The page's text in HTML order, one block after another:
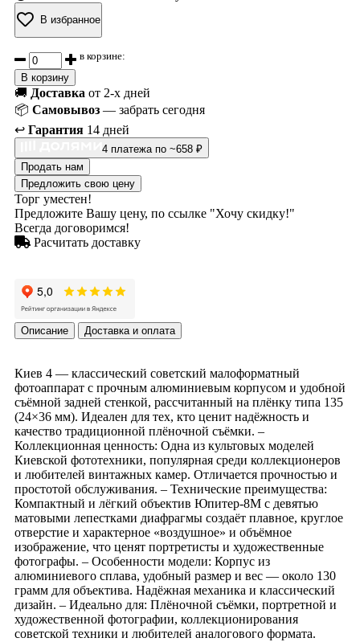
В избранное
в корзине:
В корзину
🚚 Доставка от 2-х дней
📦 Самовывоз — забрать сегодня
↩️ Гарантия 14 дней
4 платежа по ~658 ₽
Продать нам
Предложить свою цену
Торг уместен!
Предложите Вашу цену, по ссылке "Хочу скидку!"
Всегда договоримся!
Расчитать доставку
Описание Доставка и оплата
Киев 4 — классический советский малоформатный
фотоаппарат с прочным алюминиевым корпусом и удобной
съёмной задней стенкой, рассчитанный на плёнку типа 135
(24×36 мм). Идеален для тех, кто ценит надёжность и
качество традиционной плёночной съёмки. –
Коллекционная ценность: Одна из культовых моделей
Киевской фототехники, популярная среди коллекционеров
и любителей винтажных камер. Отличается прочностью и
простотой обслуживания. – Технические преимущества:
Компактный и лёгкий объектив Юпитер-8М с девятью
матовыми лепестками диафрагмы создаёт плавное, круглое
отверстие и характерное «воздушное» и объёмное
изображение, что ценят портретисты и художественные
фотографы. – Особенности модели: Корпус из
алюминиевого сплава, удобный размер и вес — около 130
грамм для объектива. Надёжная механика и классический
дизайн. – Идеально для: Плёночной съёмки, портретной и
художественной фотографии, коллекционирования
советской техники и любителей аналогового формата.